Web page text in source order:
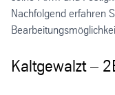
Nachfolgend erfahren
Kaltgewalzt –